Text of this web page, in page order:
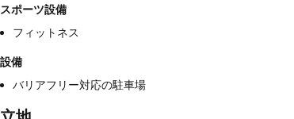
スポーツ設備
フィットネス
設備
バリアフリー対応の駐車場